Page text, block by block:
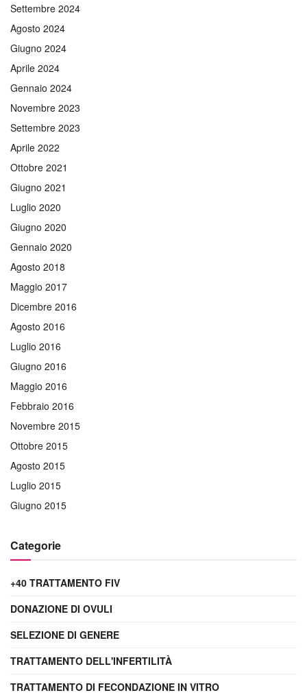
Settembre 2024
Agosto 2024
Giugno 2024
Aprile 2024
Gennaio 2024
Novembre 2023
Settembre 2023
Aprile 2022
Ottobre 2021
Giugno 2021
Luglio 2020
Giugno 2020
Gennaio 2020
Agosto 2018
Maggio 2017
Dicembre 2016
Agosto 2016
Luglio 2016
Giugno 2016
Maggio 2016
Febbraio 2016
Novembre 2015
Ottobre 2015
Agosto 2015
Luglio 2015
Giugno 2015
Categorie
+40 TRATTAMENTO FIV
DONAZIONE DI OVULI
SELEZIONE DI GENERE
TRATTAMENTO DELL'INFERTILITÀ
TRATTAMENTO DI FECONDAZIONE IN VITRO